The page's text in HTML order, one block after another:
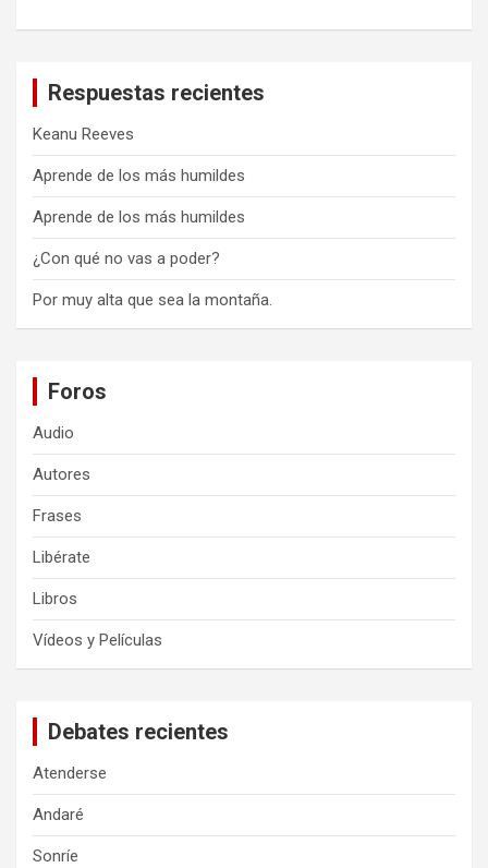
Respuestas recientes
Keanu Reeves
Aprende de los más humildes
Aprende de los más humildes
¿Con qué no vas a poder?
Por muy alta que sea la montaña.
Foros
Audio
Autores
Frases
Libérate
Libros
Vídeos y Películas
Debates recientes
Atenderse
Andaré
Sonríe